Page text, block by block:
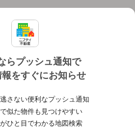
らプッシュ通知で
をすぐにお知らせ
さない便利なプッシュ通知
似た物件も見つけやすい
ひと目でわかる地図検索
護ポリシー 利用規約
問い合わせ 採用情報